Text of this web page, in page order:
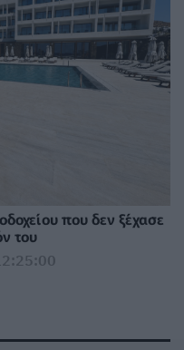
που δεν ξέχασε
του